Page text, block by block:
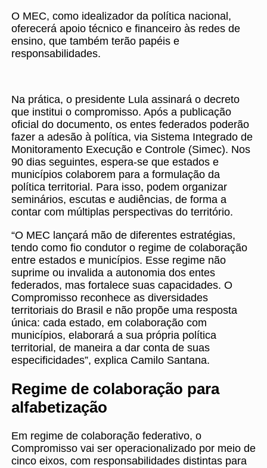
O MEC, como idealizador da política nacional,
oferecerá apoio técnico e financeiro às redes de
ensino, que também terão papéis e
responsabilidades.
Na prática, o presidente Lula assinará o decreto
que institui o compromisso. Após a publicação
oficial do documento, os entes federados poderão
fazer a adesão à política, via Sistema Integrado de
Monitoramento Execução e Controle (Simec). Nos
90 dias seguintes, espera-se que estados e
municípios colaborem para a formulação da
política territorial. Para isso, podem organizar
seminários, escutas e audiências, de forma a
contar com múltiplas perspectivas do território.
“O MEC lançará mão de diferentes estratégias,
tendo como fio condutor o regime de colaboração
entre estados e municípios. Esse regime não
suprime ou invalida a autonomia dos entes
federados, mas fortalece suas capacidades. O
Compromisso reconhece as diversidades
territoriais do Brasil e não propõe uma resposta
única: cada estado, em colaboração com
municípios, elaborará a sua própria política
territorial, de maneira a dar conta de suas
especificidades”, explica Camilo Santana.
Regime de colaboração para
alfabetização
Em regime de colaboração federativo, o
Compromisso vai ser operacionalizado por meio de
cinco eixos, com responsabilidades distintas para